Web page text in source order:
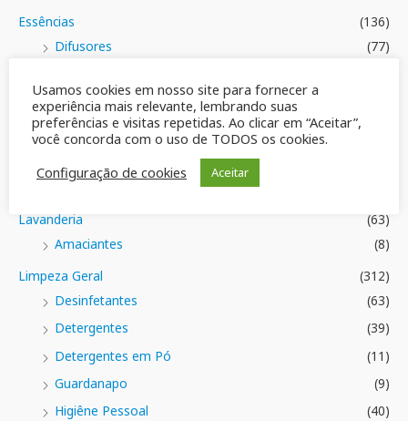
Essências
(136)
Difusores
(77)
Frascos
Tampas e Válvulas
Lavanderia
(63)
Amaciantes
(8)
Limpeza Geral
(312)
Desinfetantes
(63)
Detergentes
(39)
Detergentes em Pó
(11)
Guardanapo
(9)
Higiêne Pessoal
(40)
Usamos cookies em nosso site para fornecer a
experiência mais relevante, lembrando suas
preferências e visitas repetidas. Ao clicar em “Aceitar”,
você concorda com o uso de TODOS os cookies.
Configuração de cookies
Aceitar